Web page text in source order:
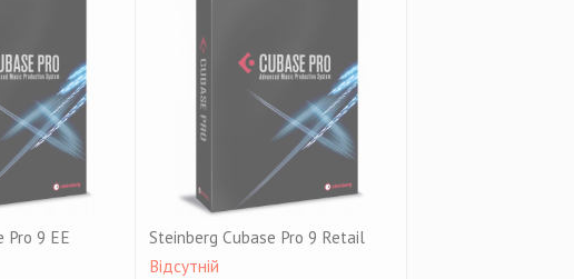
Pro 9 EE
Steinberg Cubase Pro 9 Retail
Відсутній